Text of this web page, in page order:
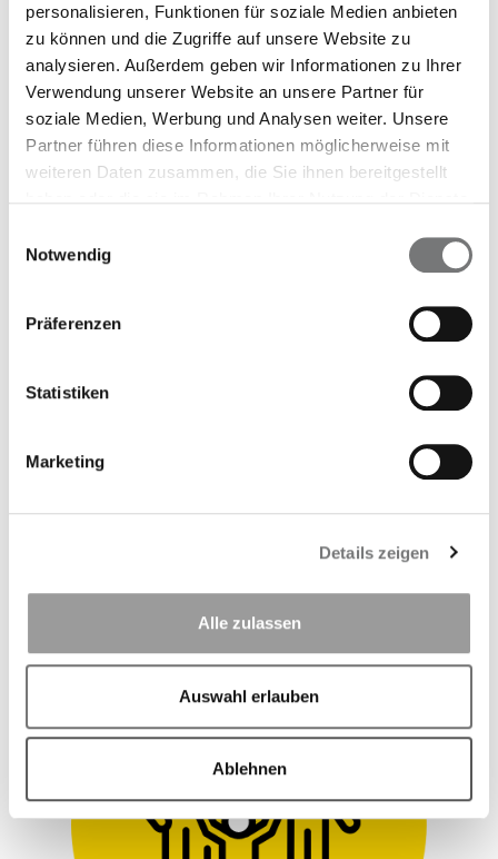
personalisieren, Funktionen für soziale Medien anbieten
zu können und die Zugriffe auf unsere Website zu
analysieren. Außerdem geben wir Informationen zu Ihrer
Verwendung unserer Website an unsere Partner für
soziale Medien, Werbung und Analysen weiter. Unsere
Partner führen diese Informationen möglicherweise mit
weiteren Daten zusammen, die Sie ihnen bereitgestellt
Notwendig
Präferenzen
Statistiken
Marketing
Details zeigen
Alle zulassen
Auswahl erlauben
Ablehnen
Nie wieder lernen wir Menschen so viel in
Entwicklung optimal zu begleiten, bieten wir